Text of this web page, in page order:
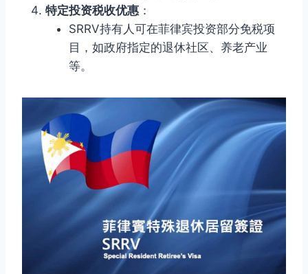
特定投资税收优惠 ：
SRRV持有人可在菲律宾投资部分免税项
目，如政府指定的退休社区、养老产业
等。